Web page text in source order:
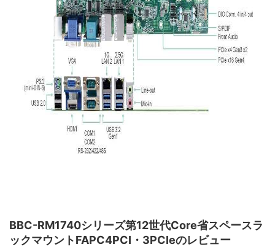
BBC-RM1740シリーズ第12世代Core省スペースラ
ックマウントFAPC4PCI・3PCIeのレビュー